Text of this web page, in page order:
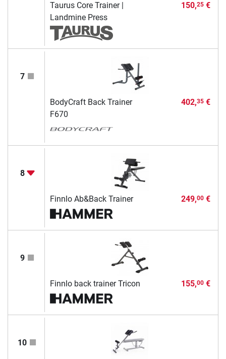
Taurus Core Trainer |
Landmine Press
150,25€
7
BodyCraft Back Trainer
F670
402,35€
8
Finnlo Ab&Back Trainer 249,00€
9
Finnlo back trainer Tricon 155,00€
10